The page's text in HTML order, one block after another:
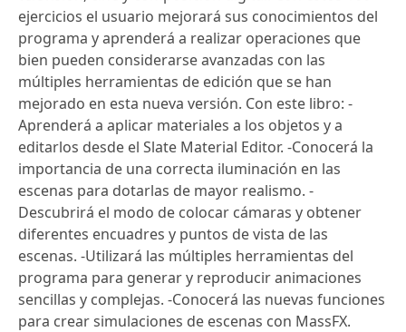
ejercicios el usuario mejorará sus conocimientos del
programa y aprenderá a realizar operaciones que
bien pueden considerarse avanzadas con las
múltiples herramientas de edición que se han
mejorado en esta nueva versión. Con este libro: -
Aprenderá a aplicar materiales a los objetos y a
editarlos desde el Slate Material Editor. -Conocerá la
importancia de una correcta iluminación en las
escenas para dotarlas de mayor realismo. -
Descubrirá el modo de colocar cámaras y obtener
diferentes encuadres y puntos de vista de las
escenas. -Utilizará las múltiples herramientas del
programa para generar y reproducir animaciones
sencillas y complejas. -Conocerá las nuevas funciones
para crear simulaciones de escenas con MassFX.